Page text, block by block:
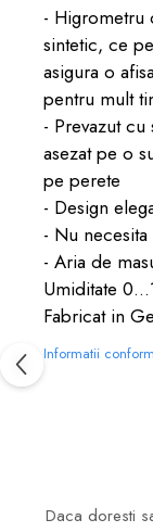
-
sintetic, ce
asigura o
pentru mult
- Prevazut
asezat pe o
pe perete
- Design
- Nu
- Aria de
Umiditate
Fabricat in
Informatii
Daca doresti